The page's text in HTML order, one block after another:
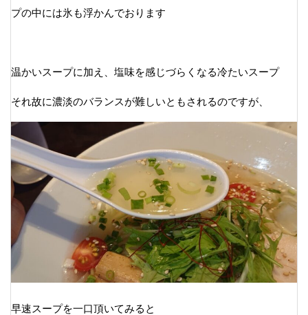
プの中には氷も浮かんでおります
温かいスープに加え、塩味を感じづらくなる冷たいスープ
それ故に濃淡のバランスが難しいともされるのですが、
早速スープを一口頂いてみると